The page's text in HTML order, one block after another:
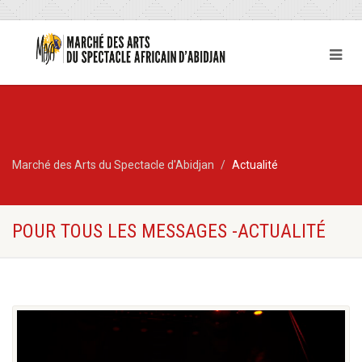
Marché des Arts du Spectacle d'Abidjan Actualité
POUR TOUS LES MESSAGES -ACTUALITÉ